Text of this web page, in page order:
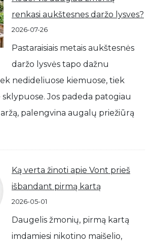
renkasi aukštesnes daržo lysves?
2026-07-26
Pastaraisiais metais aukštesnės
daržo lysvės tapo dažnu
nedideliuose kiemuose, tiek
Jos padeda patogiau
palengvina augalų priežiūrą
Ką verta žinoti apie Vont prieš
išbandant pirmą kartą
2026-05-01
Daugelis žmonių, pirmą kartą
imdamiesi nikotino maišelio,